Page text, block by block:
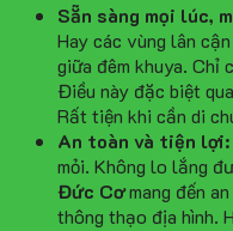
Sẵn sàng mọi lúc,
Hay các vùng lân
giữa đêm khuya. Chỉ
Điều này đặc biệt
Rất tiện khi cần di
An toàn và tiện lợi:
mỏi. Không lo lắng
Đức Cơmang đến
thông thạo địa hình.